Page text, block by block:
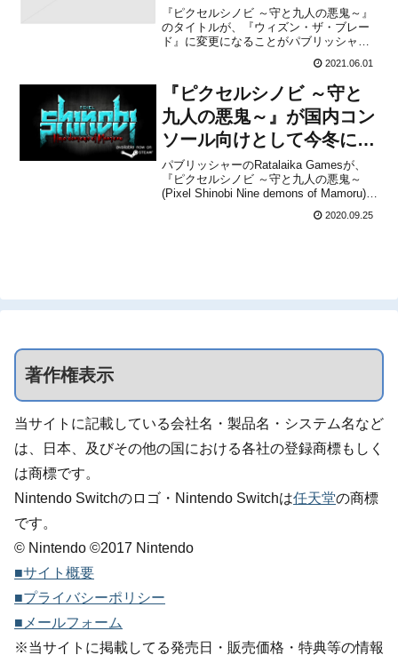
ド』に変更に！
『ピクセルシノビ ～守と九人の悪鬼～』
のタイトルが、『ウィズン・ザ・ブレー
ド』に変更になることがパブリッシャー
のRatalaika Gamesから発表されました。
リリース日は昨年9月の時点で今冬が予定
されていましたが、延期になったようで
2021年夏を予定しているとのことです。
なお...
2021.06.01
『ピクセルシノビ ～守と
九人の悪鬼～』が国内コン
ソール向けとして今冬に発
売決定！
パブリッシャーのRatalaika Gamesが、
『ピクセルシノビ ～守と九人の悪鬼～
(Pixel Shinobi Nine demons of Mamoru)』
することを発表しました。コンソールの
2020.09.25
著作権表示
当サイトに記載している会社名・製品名・システム名など
は、日本、及びその他の国における各社の登録商標もしく
は商標です。
Nintendo Switchのロゴ・Nintendo Switchは任天堂の商標
です。
© Nintendo ©2017 Nintendo
■サイト概要
■プライバシーポリシー
■メールフォーム
※当サイトに掲載してる発売日・販売価格・特典等の情報